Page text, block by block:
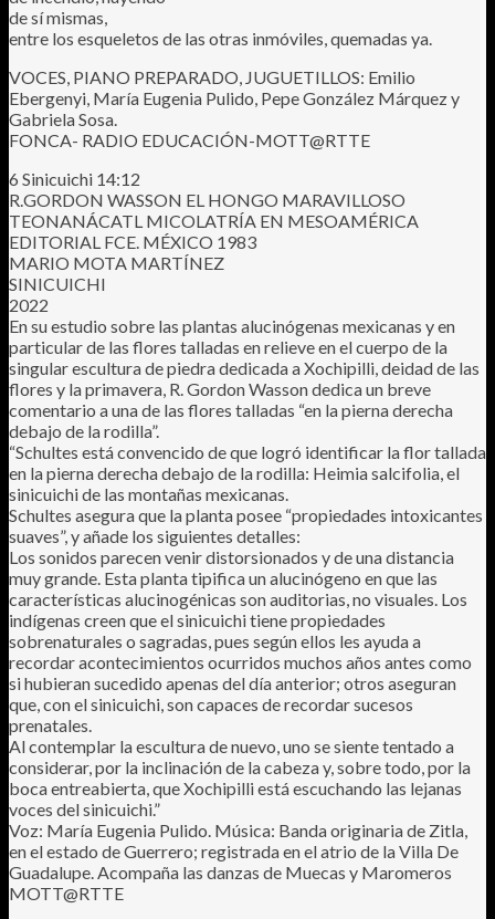
de sí mismas,
entre los esqueletos de las otras inmóviles, quemadas ya.
VOCES, PIANO PREPARADO, JUGUETILLOS: Emilio
Ebergenyi, María Eugenia Pulido, Pepe González Márquez y
Gabriela Sosa.
FONCA- RADIO EDUCACIÓN-MOTT@RTTE
6 Sinicuichi 14:12
R.GORDON WASSON EL HONGO MARAVILLOSO
TEONANÁCATL MICOLATRÍA EN MESOAMÉRICA
EDITORIAL FCE. MÉXICO 1983
MARIO MOTA MARTÍNEZ
SINICUICHI
2022
En su estudio sobre las plantas alucinógenas mexicanas y en
particular de las flores talladas en relieve en el cuerpo de la
singular escultura de piedra dedicada a Xochipilli, deidad de las
flores y la primavera, R. Gordon Wasson dedica un breve
comentario a una de las flores talladas “en la pierna derecha
debajo de la rodilla”.
“Schultes está convencido de que logró identificar la flor tallada
en la pierna derecha debajo de la rodilla: Heimia salcifolia, el
sinicuichi de las montañas mexicanas.
Schultes asegura que la planta posee “propiedades intoxicantes
suaves”, y añade los siguientes detalles:
Los sonidos parecen venir distorsionados y de una distancia
muy grande. Esta planta tipifica un alucinógeno en que las
características alucinogénicas son auditorias, no visuales. Los
indígenas creen que el sinicuichi tiene propiedades
sobrenaturales o sagradas, pues según ellos les ayuda a
recordar acontecimientos ocurridos muchos años antes como
si hubieran sucedido apenas del día anterior; otros aseguran
que, con el sinicuichi, son capaces de recordar sucesos
prenatales.
Al contemplar la escultura de nuevo, uno se siente tentado a
considerar, por la inclinación de la cabeza y, sobre todo, por la
boca entreabierta, que Xochipilli está escuchando las lejanas
voces del sinicuichi.”
Voz: María Eugenia Pulido. Música: Banda originaria de Zitla,
en el estado de Guerrero; registrada en el atrio de la Villa De
Guadalupe. Acompaña las danzas de Muecas y Maromeros
MOTT@RTTE